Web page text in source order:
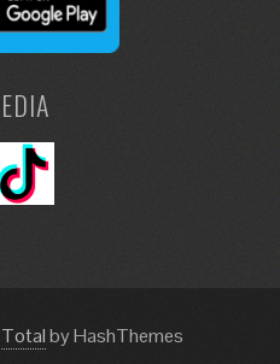
Totalby HashThemes